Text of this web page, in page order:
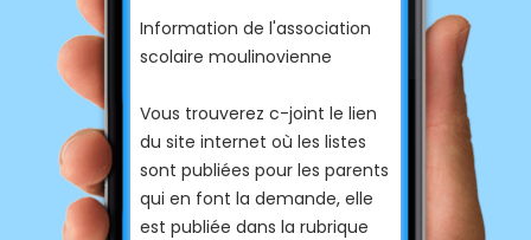
Information de l'association
scolaire moulinovienne
Vous trouverez c-joint le lien
du site internet où les listes
sont publiées pour les parents
qui en font la demande, elle
est publiée dans la rubrique